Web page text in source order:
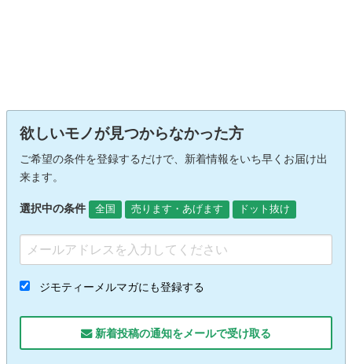
欲しいモノが見つからなかった方
ご希望の条件を登録するだけで、新着情報をいち早くお届け出
来ます。
選択中の条件 全国 売ります・あげます ドット抜け
ジモティーメルマガにも登録する
新着投稿の通知をメールで受け取る